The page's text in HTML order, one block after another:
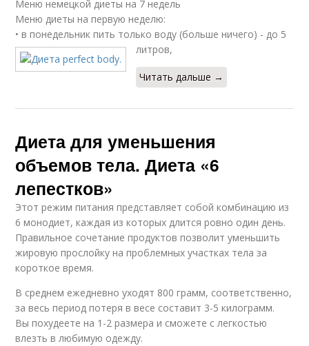
Меню немецкой диеты на 7 недель
Меню диеты на первую неделю:
• в понедельник пить только воду (больше ничего) - до 5
литров,
Читать дальше →
Диета для уменьшения
объемов тела. Диета «6
лепестков»
Этот режим питания представляет собой комбинацию из
6 монодиет, каждая из которых длится ровно один день.
Правильное сочетание продуктов позволит уменьшить
жировую прослойку на проблемных участках тела за
короткое время.
В среднем ежедневно уходят 800 грамм, соответственно,
за весь период потеря в весе составит 3-5 килограмм.
Вы похудеете на 1-2 размера и сможете с легкостью
влезть в любимую одежду.